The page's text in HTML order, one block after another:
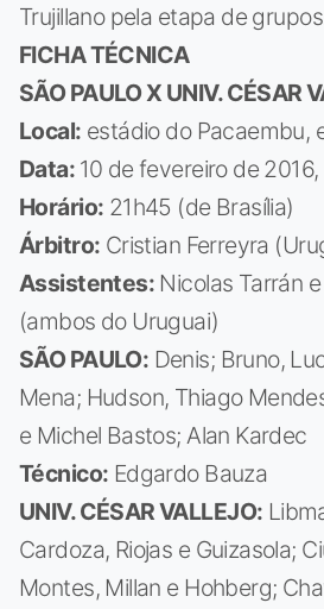
Trujillano pela etapa de
FICHA TÉCNICA
SÃO PAULO X UNIV. CÉSAR
Local: estádio do Pacaembu,
Data: 10 de fevereiro de
Horário: 21h45 (de Brasília)
Árbitro: Cristian Ferreyra
Assistentes: Nicolas Tarrán
(ambos do Uruguai)
SÃO PAULO: Denis; Bruno,
Mena; Hudson, Thiago
e Michel Bastos; Alan Kardec
Técnico: Edgardo Bauza
UNIV. CÉSAR VALLEJO:
Cardoza, Riojas e Guizasola;
Montes, Millan e Hohberg;